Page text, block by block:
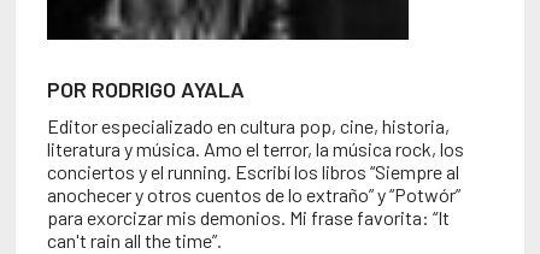
POR RODRIGO AYALA
Editor especializado en cultura pop, cine, historia,
literatura y música. Amo el terror, la música rock, los
conciertos y el running. Escribí los libros “Siempre al
anochecer y otros cuentos de lo extraño” y “Potwór”
para exorcizar mis demonios. Mi frase favorita: “It
can't rain all the time”.